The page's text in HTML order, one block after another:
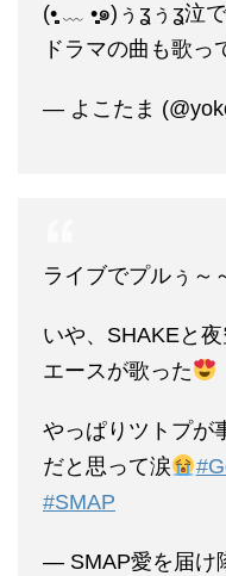
(•̥̥̥̥̥̥̥ ﹏ •̥̥̥̥̥̥̥̥๑)ぅʓぅʓ泣で
ドラマの曲も歌っ
— よこたま
ライブでプルぅ～
いや、SHAKEと
エースが歌った
やっぱりツトプが
だと思って涙
#SMAP
— SMAP愛を届け